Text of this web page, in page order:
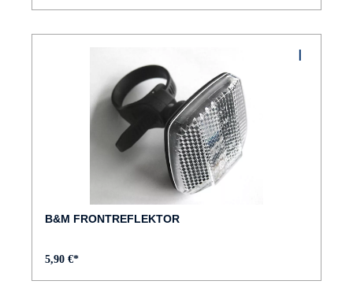
B&M FRONTREFLEKTOR
5,90 €*